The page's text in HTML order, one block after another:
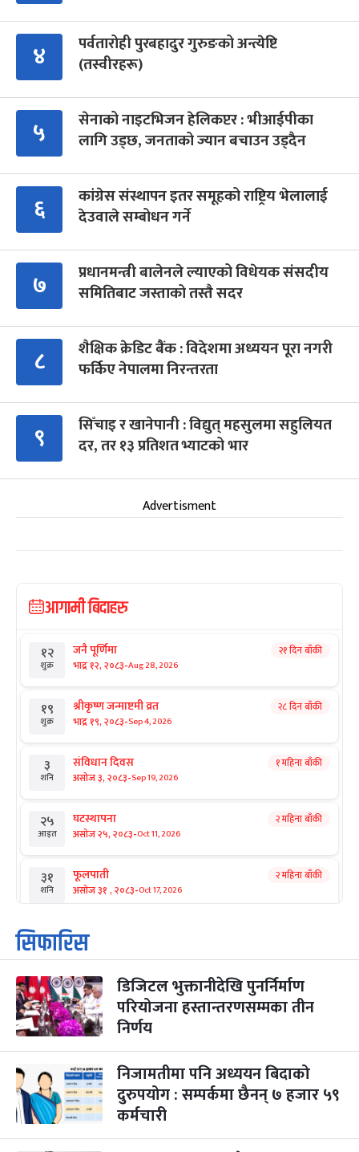
४
पर्वतारोही पुरबहादुर गुरुङको अन्त्येष्टि
(तस्वीरहरू)
५
सेनाको नाइटभिजन हेलिकप्टर : भीआईपीका
लागि उड्छ, जनताको ज्यान बचाउन उड्दैन
६
कांग्रेस संस्थापन इतर समूहको राष्ट्रिय भेलालाई
देउवाले सम्बोधन गर्ने
७
प्रधानमन्त्री बालेनले ल्याएको विधेयक संसदीय
समितिबाट जस्ताको तस्तै सदर
८
शैक्षिक क्रेडिट बैंक : विदेशमा अध्ययन पूरा नगरी
फर्किए नेपालमा निरन्तरता
९
सिँचाइ र खानेपानी : विद्युत् महसुलमा सहुलियत
दर, तर १३ प्रतिशत भ्याटको भार
Advertisment
आगामी बिदाहरु
१२
शुक्र
जनै पूर्णिमा
भाद्र १२, २०८३-Aug 28, 2026
२१ दिन बाँकी
१९
शुक्र
श्रीकृष्ण जन्माष्टमी व्रत
भाद्र १९, २०८३-Sep 4, 2026
२८ दिन बाँकी
३
शनि
संविधान दिवस
असोज ३, २०८३-Sep 19, 2026
१ महिना बाँकी
२५
आइत
घटस्थापना
असोज २५, २०८३-Oct 11, 2026
२ महिना बाँकी
३१
शनि
फूलपाती
असोज ३१ , २०८३-Oct 17, 2026
२ महिना बाँकी
१
आइत
कार्तिक सङ्क्रान्ति
कार्तिक १, २०८३
३
मंगल
महानवमी
कार्तिक ३, २०८३-Oct 20, 2026
२ महिना बाँकी
४
५
बिहि
पापा‌ङ्कुशा एकादशी व्रत
कार्तिक ५, २०८३-Oct 22, 2026
२ महिना बाँकी
सिफारिस
डिजिटल भुक्तानीदेखि पुनर्निर्माण
परियोजना हस्तान्तरणसम्मका तीन
निर्णय
निजामतीमा पनि अध्ययन बिदाको
दुरुपयोग : सम्पर्कमा छैनन् ७ हजार ५९
कर्मचारी